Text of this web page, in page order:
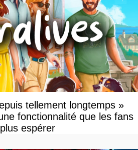
tellement longtemps »
fonctionnalité que les fans
espérer